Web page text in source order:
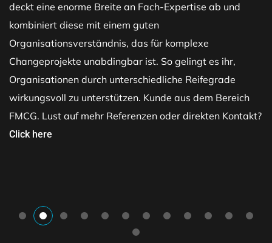
deckt eine enorme Breite an Fach-Expertise ab und
kombiniert diese mit einem guten
Organisationsverständnis, das für komplexe
Changeprojekte unabdingbar ist. So gelingt es ihr,
Organisationen durch unterschiedliche Reifegrade
wirkungsvoll zu unterstützen. Kunde aus dem Bereich
FMCG. Lust auf mehr Referenzen oder direkten Kontakt?
Click here